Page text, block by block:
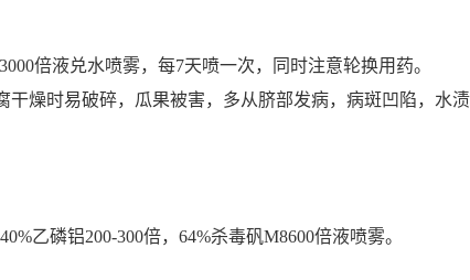
倍液兑水喷雾，每7天喷一次，同时注意轮换用药。
燥时易破碎，瓜果被害，多从脐部发病，病斑凹陷，水渍
乙磷铝200-300倍，64%杀毒矾M8600倍液喷雾。